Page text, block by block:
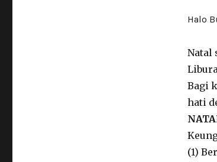
Halo
Natal
Bagi
hati
(1)